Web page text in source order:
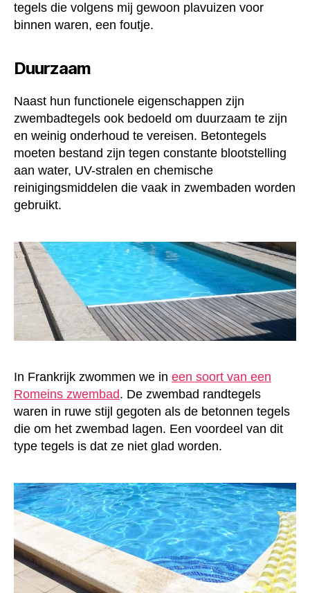
tegels die volgens mij gewoon plavuizen voor
binnen waren, een foutje.
Duurzaam
Naast hun functionele eigenschappen zijn
zwembadtegels ook bedoeld om duurzaam te zijn
en weinig onderhoud te vereisen. Betontegels
moeten bestand zijn tegen constante blootstelling
aan water, UV-stralen en chemische
reinigingsmiddelen die vaak in zwembaden worden
gebruikt.
In Frankrijk zwommen we in een soort van een
Romeins zwembad. De zwembad randtegels
waren in ruwe stijl gegoten als de betonnen tegels
die om het zwembad lagen. Een voordeel van dit
type tegels is dat ze niet glad worden.